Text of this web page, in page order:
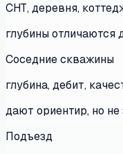
СНТ, деревня,
глубины отличаются
Соседние скважины
глубина, дебит,
дают ориентир, но
Подъезд